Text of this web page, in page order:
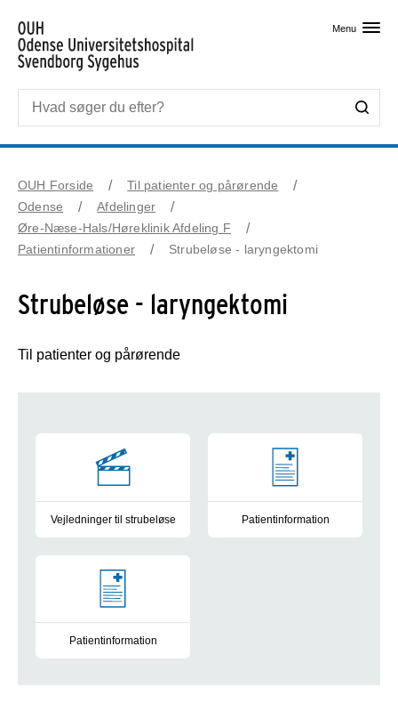
Menu
OUH Forside
Til patienter og pårørende
Odense
Afdelinger
Øre-Næse-Hals/Høreklinik Afdeling F
Patientinformationer
Strubeløse - laryngektomi
Strubeløse - laryngektomi
Til patienter og pårørende
Vejledninger til strubeløse Patientinformation
Patientinformation